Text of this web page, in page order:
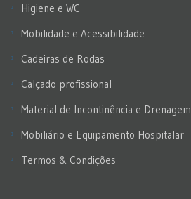
Higiene e WC
Mobilidade e Acessibilidade
Cadeiras de Rodas
Calçado profissional
Material de Incontinência e Drenagem
Mobiliário e Equipamento Hospitalar
Termos & Condições